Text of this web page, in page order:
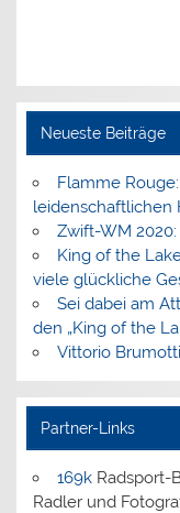
Neueste Beiträge
Flamme
leidenschaftlichen
Zwift-WM
King of the
viele glückliche
Sei dabei am
den „King of the
Vittorio
Partner-Links
169kRadsport-
Radler und